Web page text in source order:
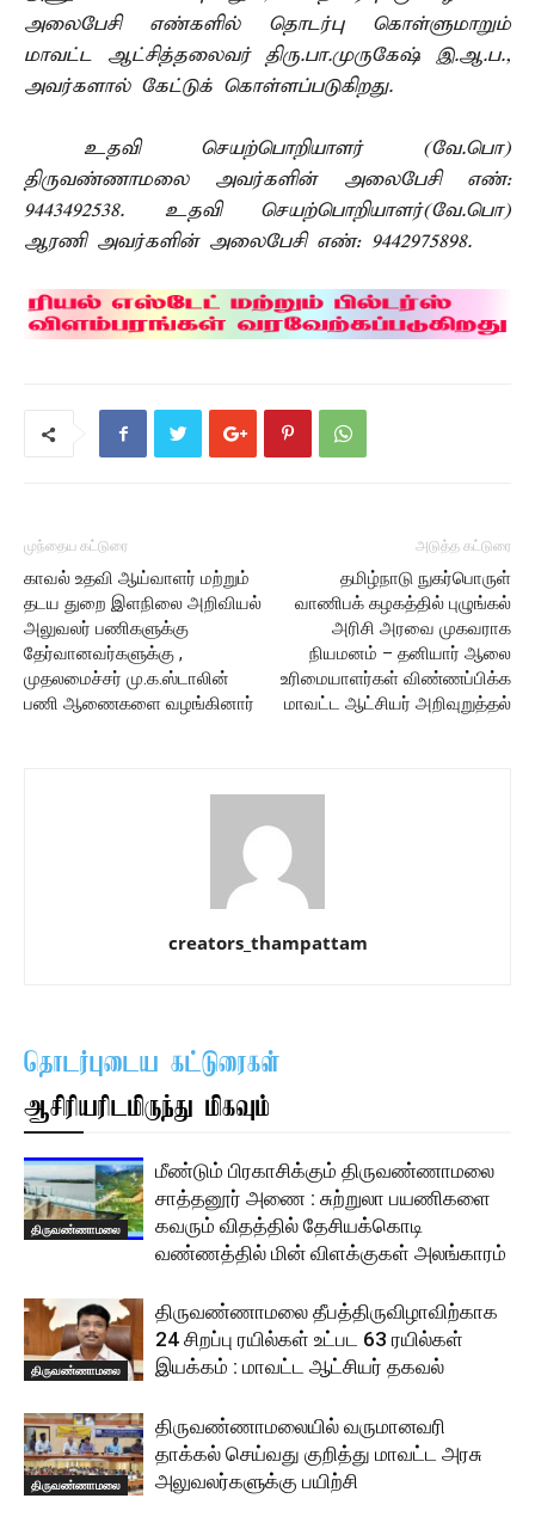
அலைபேசி எண்களில் தொடர்பு கொள்ளுமாறும்
மாவட்ட ஆட்சித்தலைவர் திரு.பா.முருகேஷ் இ.ஆ.ப.,
அவர்களால் கேட்டுக் கொள்ளப்படுகிறது.
உதவி செயற்பொறியாளர் (வே.பொ)
திருவண்ணாமலை அவர்களின் அலைபேசி எண்:
9443492538. உதவி செயற்பொறியாளர்(வே.பொ)
ஆரணி அவர்களின் அலைபேசி எண்: 9442975898.
முந்தைய கட்டுரை
காவல் உதவி ஆய்வாளர் மற்றும்
தடய துறை இளநிலை அறிவியல்
அலுவலர் பணிகளுக்கு
தேர்வானவர்களுக்கு ,
முதலமைச்சர் மு.க.ஸ்டாலின்
பணி ஆணைகளை வழங்கினார்
அடுத்த கட்டுரை
தமிழ்நாடு நுகர்பொருள்
வாணிபக் கழகத்தில் புழுங்கல்
அரிசி அரவை முகவராக
நியமனம் – தனியார் ஆலை
உரிமையாளர்கள் விண்ணப்பிக்க
மாவட்ட ஆட்சியர் அறிவுறுத்தல்
creators_thampattam
தொடர்புடைய கட்டுரைகள்
ஆசிரியரிடமிருந்து மிகவும்
திருவண்ணாமலை
மீண்டும் பிரகாசிக்கும் திருவண்ணாமலை
சாத்தனூர் அணை : சுற்றுலா பயணிகளை
கவரும் விதத்தில் தேசியக்கொடி
வண்ணத்தில் மின் விளக்குகள் அலங்காரம்
திருவண்ணாமலை
திருவண்ணாமலை தீபத்திருவிழாவிற்காக
24 சிறப்பு ரயில்கள் உட்பட 63 ரயில்கள்
இயக்கம் : மாவட்ட ஆட்சியர் தகவல்
திருவண்ணாமலை
திருவண்ணாமலையில் வருமானவரி
தாக்கல் செய்வது குறித்து மாவட்ட அரசு
அலுவலர்களுக்கு பயிற்சி